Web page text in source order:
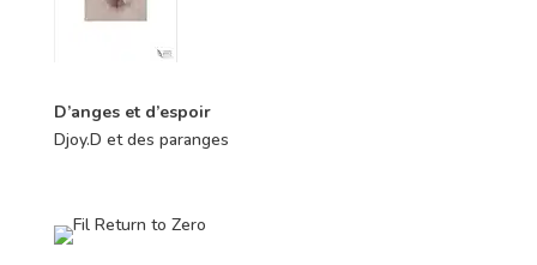
D’anges et d’espoir
Djoy.D et des paranges